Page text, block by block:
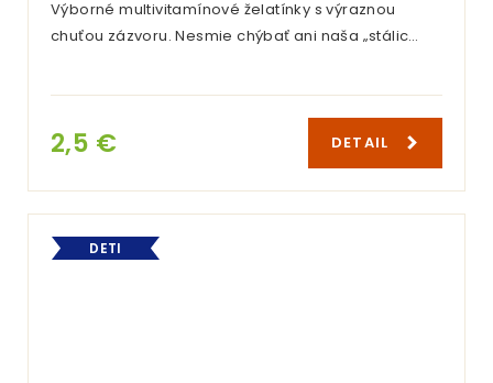
Výborné multivitamínové želatínky s výraznou
chuťou zázvoru. Nesmie chýbať ani naša „stálic…
2,5 € DETAIL
DETI